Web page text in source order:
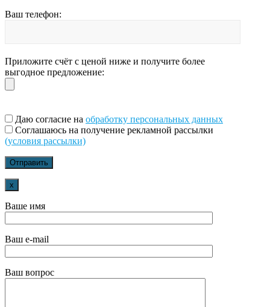
Ваш телефон:
Приложите счёт с ценой ниже и получите более
выгодное предложение:
Даю согласие на обработку персональных данных
Соглашаюсь на получение рекламной рассылки
(условия рассылки)
x
Ваше имя
Ваш e-mail
Ваш вопрос